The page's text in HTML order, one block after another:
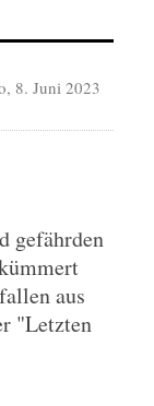
8. Juni 2023
gefährden
aus
"Letzten